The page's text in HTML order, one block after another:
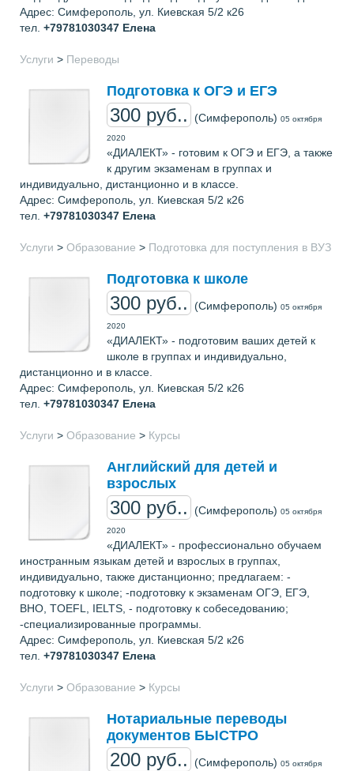
Адрес: Симферополь, ул. Киевская 5/2 к26
тел. +79781030347 Елена
Услуги > Переводы
Подготовка к ОГЭ и ЕГЭ
300 руб.. (Симферополь) 05 октября
2020
«ДИАЛЕКТ» - готовим к ОГЭ и ЕГЭ, а также
к другим экзаменам в группах и
индивидуально, дистанционно и в классе.
Адрес: Симферополь, ул. Киевская 5/2 к26
тел. +79781030347 Елена
Услуги > Образование > Подготовка для поступления в ВУЗ
Подготовка к школе
300 руб.. (Симферополь) 05 октября
2020
«ДИАЛЕКТ» - подготовим ваших детей к
школе в группах и индивидуально,
дистанционно и в классе.
Адрес: Симферополь, ул. Киевская 5/2 к26
тел. +79781030347 Елена
Услуги > Образование > Курсы
Английский для детей и
взрослых
300 руб.. (Симферополь) 05 октября
2020
«ДИАЛЕКТ» - профессионально обучаем
иностранным языкам детей и взрослых в группах,
индивидуально, также дистанционно; предлагаем: -
подготовку к школе; -подготовку к экзаменам ОГЭ, ЕГЭ,
ВНО, TOEFL, IELTS, - подготовку к собеседованию;
-специализированные программы.
Адрес: Симферополь, ул. Киевская 5/2 к26
тел. +79781030347 Елена
Услуги > Образование > Курсы
Нотариальные переводы
документов БЫСТРО
200 руб.. (Симферополь) 05 октября